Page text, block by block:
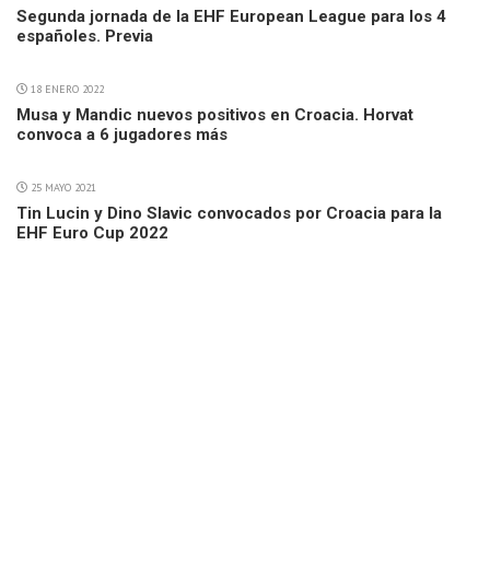
Segunda jornada de la EHF European League para los 4
españoles. Previa
18 ENERO 2022
Musa y Mandic nuevos positivos en Croacia. Horvat
convoca a 6 jugadores más
25 MAYO 2021
Tin Lucin y Dino Slavic convocados por Croacia para la
EHF Euro Cup 2022